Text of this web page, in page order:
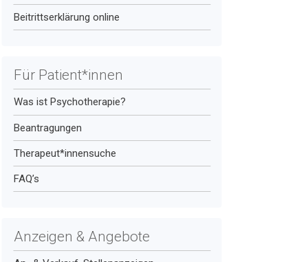
Beitrittserklärung online
Für Patient*innen
Was ist Psychotherapie?
Beantragungen
Therapeut*innensuche
FAQ’s
Anzeigen & Angebote